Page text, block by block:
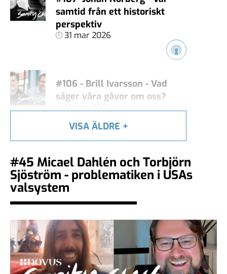
samtid från ett historiskt
perspektiv
31 mar 2026
#106 - Brill Ivarsson - Vad
säger våra gåvor om oss?
#105 - Carl Heath - Äger
techjättarna vårt
demokratiska samtal?
06 feb 2026
#104 - Åsa Larsson - AI,
algoritmer och vikten av
källkritik
VISA ÄLDRE +
#45 Micael Dahlén och Torbjörn
Sjöström - problematiken i USAs
valsystem